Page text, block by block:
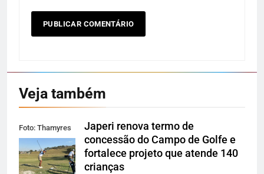
Veja também
Foto: Thamyres
Cardoso
Japeri renova termo de
concessão do Campo de Golfe e
fortalece projeto que atende 140
crianças